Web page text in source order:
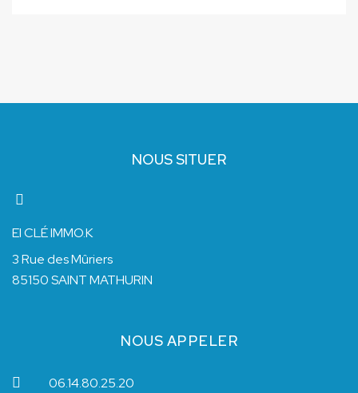
NOUS SITUER
EI CLÉ IMMO.K
3 Rue des Mûriers
85150 SAINT MATHURIN
NOUS APPELER
06.14.80.25.20